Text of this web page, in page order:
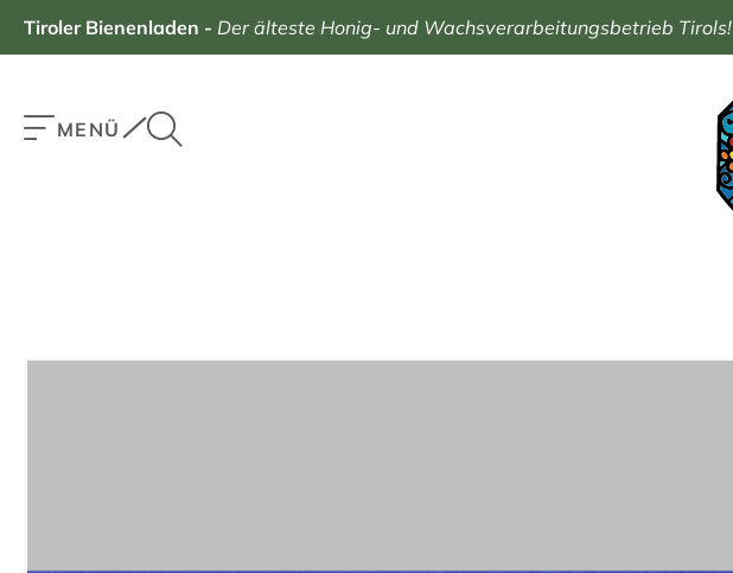
Tiroler Bienenladen - Der älteste Honig- und Wachsverarbeitungsbetrieb Tirols!
MENÜ